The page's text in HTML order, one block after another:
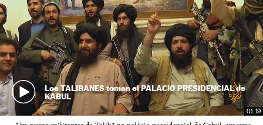
01:19
Los TALIBANES toman el PALACIO PRESIDENCIAL de
KABUL